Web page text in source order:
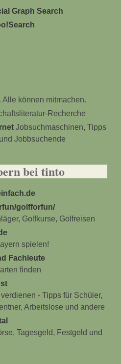
Graph Search
Alle können mitmachen.
Recherche
Jobsuchmaschinen, Tipps
Jobbsuchende
bei tinto
golfforfun/
Golfkurse, Golfreisen
spielen!
Fachleute
finden
- Tipps für Schüler,
Arbeitslose und andere
Tagesgeld, Festgeld und